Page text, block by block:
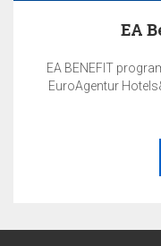
EA
EA BENEFIT
EuroAgentur